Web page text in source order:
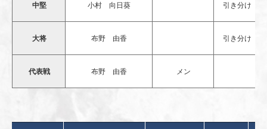
中堅 小村 向日葵 引き分け
大将 布野 由香 引き分け
代表戦 布野 由香 メン